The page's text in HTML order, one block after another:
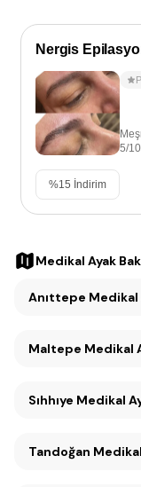
Nergis
5/10
%15 İndirim
Medikal Ayak
Anıttepe
Maltepe
Sıhhıye
Tandoğan